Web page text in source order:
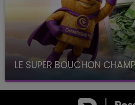
LE SUPER BOUCHON
avec La Famille Champagne